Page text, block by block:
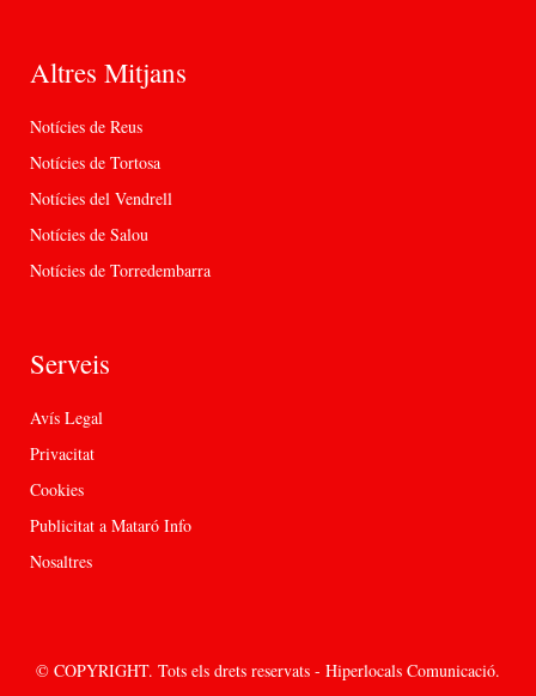
Altres Mitjans
Notícies de Reus
Notícies de Tortosa
Notícies del Vendrell
Notícies de Salou
Notícies de Torredembarra
Serveis
Avís Legal
Privacitat
Cookies
Publicitat a Mataró Info
Nosaltres
© COPYRIGHT. Tots els drets reservats - Hiperlocals Comunicació.